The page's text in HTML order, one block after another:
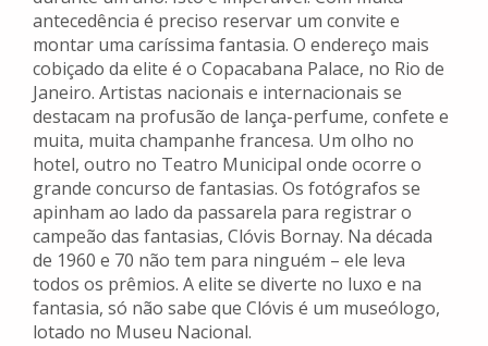
antecedência é preciso reservar um convite e
montar uma caríssima fantasia. O endereço mais
cobiçado da elite é o Copacabana Palace, no Rio de
Janeiro. Artistas nacionais e internacionais se
destacam na profusão de lança-perfume, confete e
muita, muita champanhe francesa. Um olho no
hotel, outro no Teatro Municipal onde ocorre o
grande concurso de fantasias. Os fotógrafos se
apinham ao lado da passarela para registrar o
campeão das fantasias, Clóvis Bornay. Na década
de 1960 e 70 não tem para ninguém – ele leva
todos os prêmios. A elite se diverte no luxo e na
fantasia, só não sabe que Clóvis é um museólogo,
lotado no Museu Nacional.